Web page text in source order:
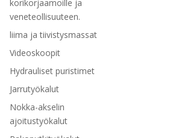
korikorjaamoille ja
veneteollisuuteen.
liima ja tiivistysmassat
Videoskoopit
Hydrauliset puristimet
Jarrutyökalut
Nokka-akselin
ajoitustyökalut